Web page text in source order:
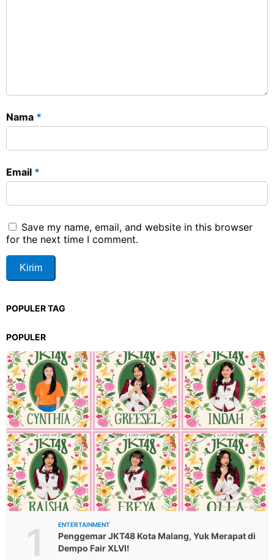
Nama *
Email *
Save my name, email, and website in this browser
for the next time I comment.
POPULER TAG
POPULER
1 ENTERTAINMENT
Penggemar JKT48 Kota Malang, Yuk Merapat di
Dempo Fair XLVI!